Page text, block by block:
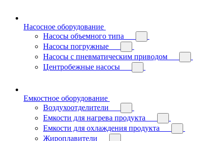
Насосное оборудование
Насосы объемного типа
Насосы погружные
Насосы с пневматическим приводом
Центробежные насосы
Емкостное оборудование
Воздухоотделители
Емкости для нагрева продукта
Емкости для охлаждения продукта
Жироплавители